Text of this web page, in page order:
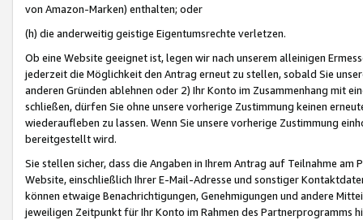
von Amazon-Marken) enthalten; oder
(h) die anderweitig geistige Eigentumsrechte verletzen.
Ob eine Website geeignet ist, legen wir nach unserem alleinigen
jederzeit die Möglichkeit den Antrag erneut zu stellen, sobald Sie
anderen Gründen ablehnen oder 2) Ihr Konto im Zusammenhang mit
schließen, dürfen Sie ohne unsere vorherige Zustimmung keinen
wiederaufleben zu lassen. Wenn Sie unsere vorherige Zustimmung
bereitgestellt wird.
Sie stellen sicher, dass die Angaben in Ihrem Antrag auf Teilnahme
Website, einschließlich Ihrer E-Mail-Adresse und sonstiger
können etwaige Benachrichtigungen, Genehmigungen und andere
jeweiligen Zeitpunkt für Ihr Konto im Rahmen des Partnerprogramms